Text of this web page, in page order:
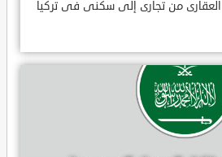
العقارى من تجارى إلى سكنى فى تركيا